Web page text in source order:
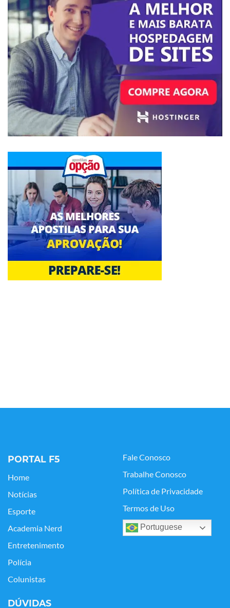
PORTAL F5
Home
Notícias
Esporte
Academia Nerd
Entretenimento
Polícia
Colunistas
Fale Conosco
Trabalhe Conosco
Política de Privacidade
Termos de Uso
Portuguese
DÚVIDAS